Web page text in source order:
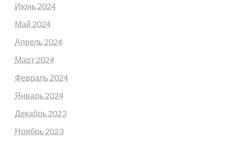
Июнь 2024
Май 2024
Апрель 2024
Март 2024
Февраль 2024
Январь 2024
Декабрь 2023
Ноябрь 2023